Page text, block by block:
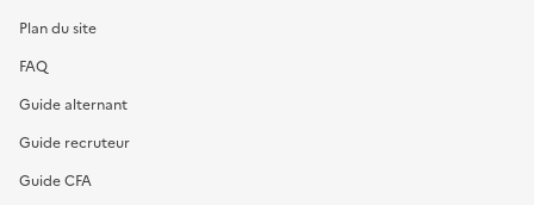
Plan du site
FAQ
Guide alternant
Guide recruteur
Guide CFA